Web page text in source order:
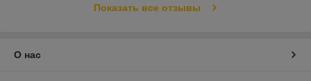
Показать все отзывы
О нас